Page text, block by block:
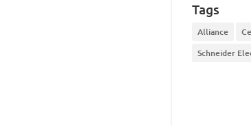
Tags
Alliance
Schneider